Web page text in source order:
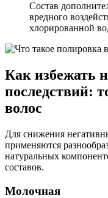
Состав
вредного
хлорированной
Как избежать
последствий:
волос
Для снижения
применяются
натуральных
составов.
Молочная